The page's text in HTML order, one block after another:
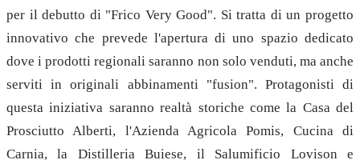
per il debutto di "Frico Very Good". Si tratta di un progetto
innovativo che prevede l'apertura di uno spazio dedicato
dove i prodotti regionali saranno non solo venduti, ma anche
serviti in originali abbinamenti "fusion". Protagonisti di
questa iniziativa saranno realtà storiche come la Casa del
Prosciutto Alberti, l'Azienda Agricola Pomis, Cucina di
Carnia, la Distilleria Buiese, il Salumificio Lovison e